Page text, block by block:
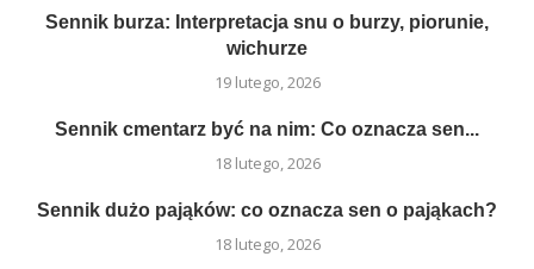
Sennik burza: Interpretacja snu o burzy, piorunie,
wichurze
19 lutego, 2026
Sennik cmentarz być na nim: Co oznacza sen...
18 lutego, 2026
Sennik dużo pająków: co oznacza sen o pająkach?
18 lutego, 2026